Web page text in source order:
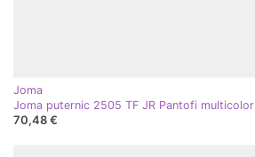
Joma
Joma puternic 2505 TF JR Pantofi multicolor
70,48 €